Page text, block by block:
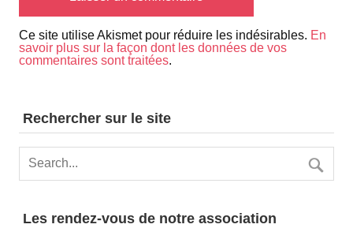
Ce site utilise Akismet pour réduire les indésirables. En
savoir plus sur la façon dont les données de vos
commentaires sont traitées.
Rechercher sur le site
Les rendez-vous de notre association